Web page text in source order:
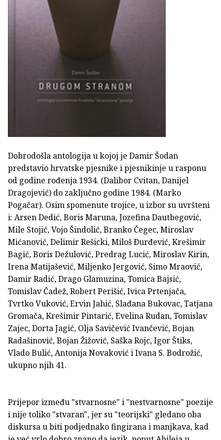
Dobrodošla antologija u kojoj je Damir Šodan
predstavio hrvatske pjesnike i pjesnikinje u rasponu
od godine rođenja 1934. (Dalibor Cvitan, Danijel
Dragojević) do zaključno godine 1984. (Marko
Pogačar). Osim spomenute trojice, u izbor su uvršteni
i: Arsen Dedić, Boris Maruna, Jozefina Dautbegović,
Mile Stojić, Vojo Šindolić, Branko Čegec, Miroslav
Mićanović, Delimir Rešicki, Miloš Ðurđević, Krešimir
Bagić, Boris Dežulović, Predrag Lucić, Miroslav Kirin,
Irena Matijašević, Miljenko Jergović, Simo Mraović,
Damir Radić, Drago Glamuzina, Tomica Bajsić,
Tomislav Čadež, Robert Perišić, Ivica Prtenjača,
Tvrtko Vuković, Ervin Jahić, Slađana Bukovac, Tatjana
Gromača, Krešimir Pintarić, Evelina Rudan, Tomislav
Zajec, Dorta Jagić, Olja Savičević Ivančević, Bojan
Radašinović, Bojan Žižović, Saška Rojc, Igor Štiks,
Vlado Bulić, Antonija Novaković i Ivana S. Bodrožić,
ukupno njih 41.
Prijepor između "stvarnosne" i "nestvarnosne" poezije
i nije toliko "stvaran", jer su "teorijski" gledano oba
diskursa u biti podjednako fingirana i manjkava, kad